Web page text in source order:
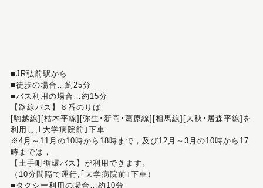
■JR弘前駅から
■徒歩の場合…約25分
■バス利用の場合…約15分
【路線バス】６番のりば
[駒越線][枯木平線][弥生･新岡･葛原線][相馬線][大秋･居森平線]を
利用し,｢大学病院前｣下車
※4月～11月の10時から18時まで，及び12月～3月の10時から17
時までは，
【土手町循環バス】が利用できます。
（10分間隔で運行,｢大学病院前｣下車）
■タクシー利用の場合…約10分